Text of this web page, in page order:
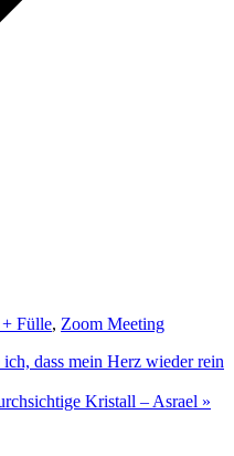
Fülle, Zoom Meeting
dass mein Herz wieder rein
Kristall – Asrael »